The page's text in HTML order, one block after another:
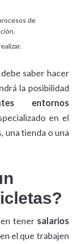
de
saber hacer
la posibilidad
entornos
en el
una tienda o una
tener salarios
el que trabajen